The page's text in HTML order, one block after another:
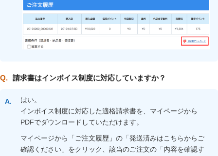
請求書はインボイス制度に対応していますか？
はい。
インボイス制度に対応した適格請求書を、マイページから
PDFでダウンロードしていただけます。
マイページから「ご注文履歴」の「発送済みはこちらからご
確認ください」をクリック、該当のご注文の「内容を確認す